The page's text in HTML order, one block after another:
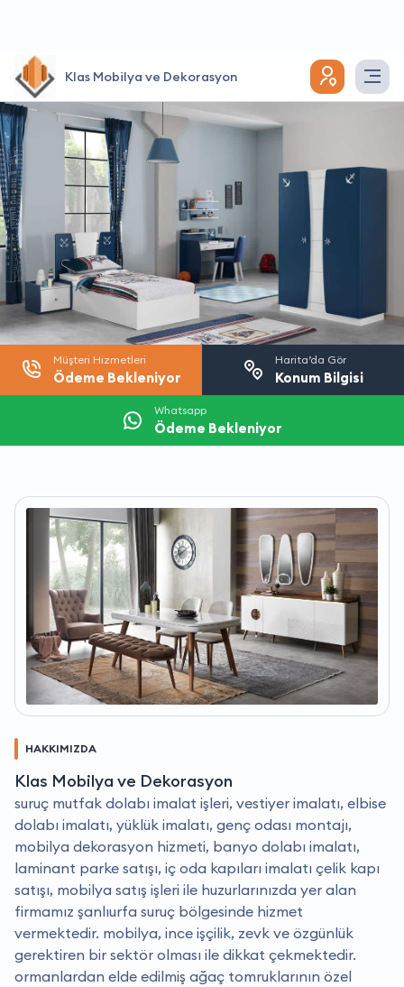
Klas Mobilya ve Dekorasyon
Müşteri Hizmetleri
Ödeme Bekleniyor
Harita’da Gör
Konum Bilgisi
Whatsapp
Ödeme Bekleniyor
HAKKIMIZDA
Klas Mobilya ve Dekorasyon
suruç mutfak dolabı imalat işleri, vestiyer imalatı, elbise
dolabı imalatı, yüklük imalatı, genç odası montajı,
mobilya dekorasyon hizmeti, banyo dolabı imalatı,
laminant parke satışı, iç oda kapıları imalatı çelik kapı
satışı, mobilya satış işleri ile huzurlarınızda yer alan
firmamız şanlıurfa suruç bölgesinde hizmet
vermektedir. mobilya, ince işçilik, zevk ve özgünlük
gerektiren bir sektör olması ile dikkat çekmektedir.
ormanlardan elde edilmiş ağaç tomruklarının özel